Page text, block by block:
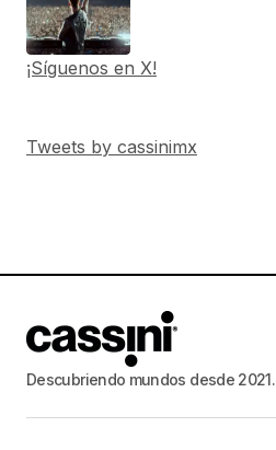
¡Síguenos en X!
Tweets by cassinimx
Descubriendo mundos desde 2021.